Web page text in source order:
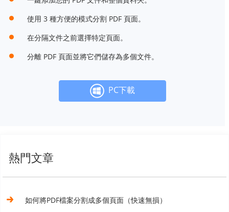
使用 3 種方便的模式分割 PDF 頁面。
在分隔文件之前選擇特定頁面。
分離 PDF 頁面並將它們儲存為多個文件。
PC下載
熱門文章
如何將PDF檔案分割成多個頁面（快速無損）